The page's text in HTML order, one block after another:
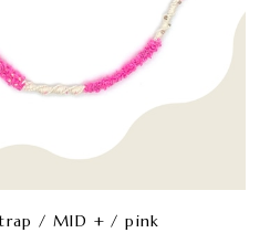
/ MID + / pink